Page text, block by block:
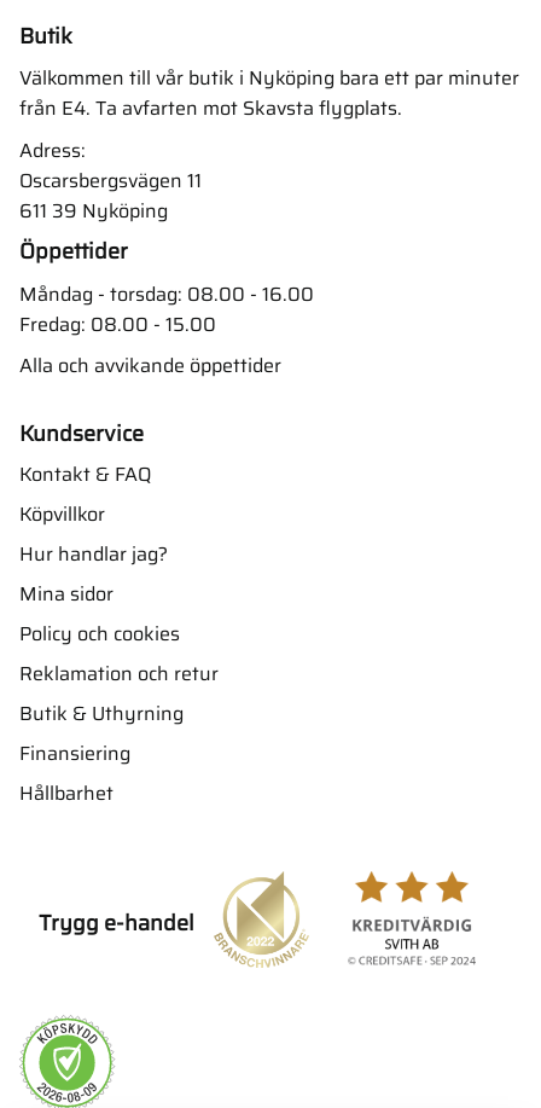
Butik
Välkommen till vår butik i Nyköping bara ett par minuter
från E4. Ta avfarten mot Skavsta flygplats.
Adress:
Oscarsbergsvägen 11
611 39 Nyköping
Öppettider
Måndag - torsdag: 08.00 - 16.00
Fredag: 08.00 - 15.00
Alla och avvikande öppettider
Kundservice
Kontakt & FAQ
Köpvillkor
Hur handlar jag?
Mina sidor
Policy och cookies
Reklamation och retur
Butik & Uthyrning
Finansiering
Hållbarhet
Trygg e-handel